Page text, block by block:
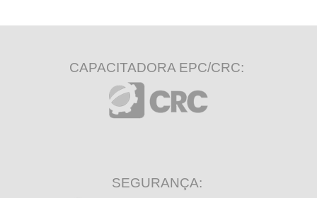
CAPACITADORA EPC/CRC:
SEGURANÇA: